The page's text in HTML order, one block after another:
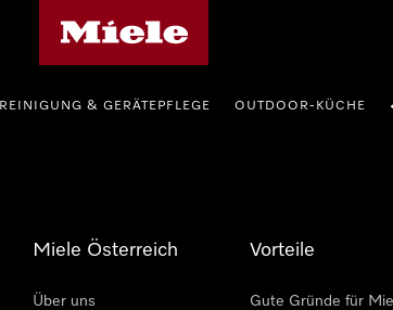
REINIGUNG & GERÄTEPFLEGE OUTDOOR-KÜCHE
Miele Österreich
Über uns
Vorteile
Gute Gründe für